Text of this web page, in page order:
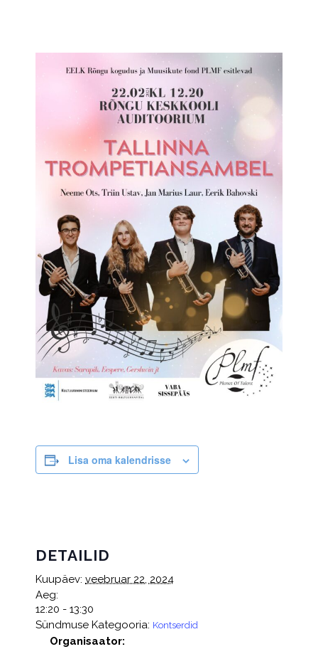
Lisa oma kalendrisse
DETAILID
Kuupäev: veebruar 22, 2024
Aeg:
12:20 - 13:30
Sündmuse Kategooria: Kontserdid
Organisaator: